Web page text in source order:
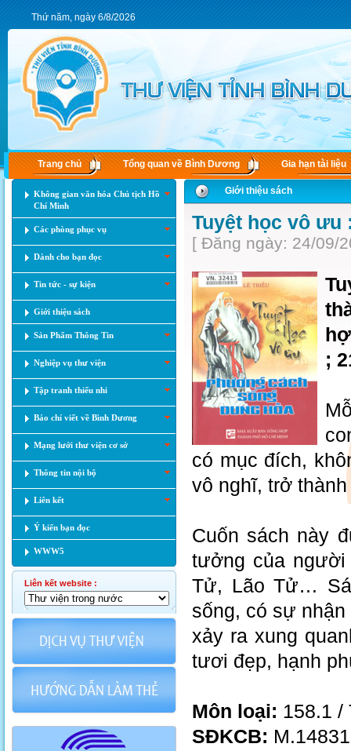
Thứ năm, ngày 6/8/2026
Trang chủ Tổng quan về Bình Dương Gia hạn tài liệu
Không gian văn hóa Chủ tịch Hồ
Chí Minh
Các phòng phục vụ
Dành cho bạn đọc
Tin tức - sự kiện
Giới thiệu sách
Sản Phẩm Thông Tin
Nghiệp vụ thư viện
Tập tranh thiếu nhi
Báo chí viết về Bình Dương
Mạng lưới thư viện cơ sở
Thông tin nội bộ
Liên kết
Ý kiến bạn đọc
WWW5
Liên kết website :
Giới thiệu sách
Tuyệt học vô ưu
[ Đăng ngày: 24/09/
;
có mục đích,
vô nghĩ, trở
Cuốn sách này
tưởng của người
Tử, Lão Tử…
sống, có sự
xảy ra xung
tươi đẹp, hạnh
Môn loại: 158.1 /
SĐKCB: